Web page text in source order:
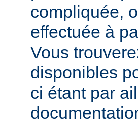
compliquée,
effectuée à
Vous
disponibles
ci étant par